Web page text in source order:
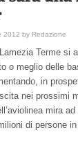
2012 by Redazione
Lamezia Terme
o meglio delle
in
nei prossimi
mira
di persone